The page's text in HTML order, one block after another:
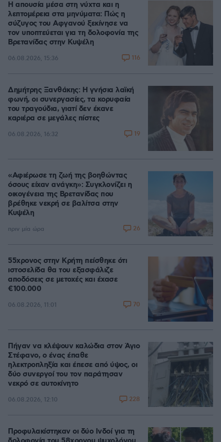
Η απουσία μέσα στη νύχτα και η
λεπτομέρεια στα μηνύματα: Πώς η
σύζυγος του Αφγανού ξεκίνησε να
τον υποπτεύεται για τη δολοφονία της
Βρετανίδας στην Κυψέλη
06.08.2026, 15:36 116
Δημήτρης Ξανθάκης: Η γνήσια λαϊκή
φωνή, οι συνεργασίες, τα κορυφαία
του τραγούδια, γιατί δεν έκανε
καριέρα σε μεγάλες πίστες
06.08.2026, 16:32 19
«Αφιέρωσε τη ζωή της βοηθώντας
όσους είχαν ανάγκη»: Συγκλονίζει η
οικογένεια της Βρετανίδας που
βρέθηκε νεκρή σε βαλίτσα στην
Κυψέλη
πριν μία ώρα 26
55χρονος στην Κρήτη πείσθηκε ότι
ιστοσελίδα θα του εξασφάλιζε
αποδόσεις σε μετοχές και έχασε
€100.000
06.08.2026, 11:01 70
Πήγαν να κλέψουν καλώδια στον Άγιο
Στέφανο, ο ένας έπαθε
ηλεκτροπληξία και έπεσε από ύψος, οι
δύο συνεργοί του τον παράτησαν
νεκρό σε αυτοκίνητο
06.08.2026, 12:10 228
Προφυλακίστηκαν οι δύο Ινδοί για τη